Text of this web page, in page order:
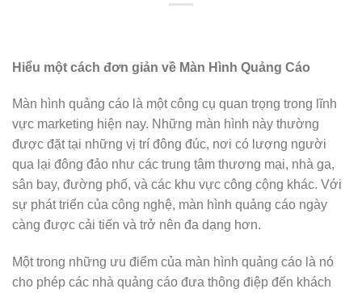
Hiểu một cách đơn giản về Màn Hình Quảng Cáo
Màn hình quảng cáo là một công cụ quan trọng trong lĩnh
vực marketing hiện nay. Những màn hình này thường
được đặt tại những vị trí đông đúc, nơi có lượng người
qua lại đông đảo như các trung tâm thương mại, nhà ga,
sân bay, đường phố, và các khu vực công cộng khác. Với
sự phát triển của công nghệ, màn hình quảng cáo ngày
càng được cải tiến và trở nên đa dạng hơn.
Một trong những ưu điểm của màn hình quảng cáo là nó
cho phép các nhà quảng cáo đưa thông điệp đến khách